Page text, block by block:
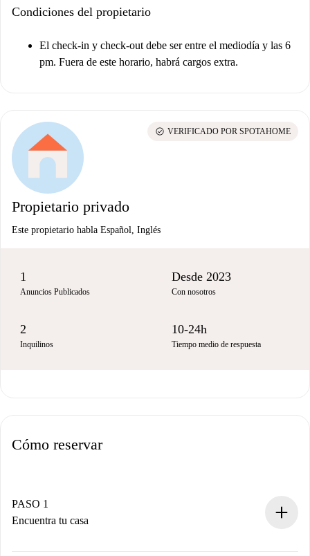
Condiciones del propietario
El check-in y check-out debe ser entre el mediodía y las 6
pm. Fuera de este horario, habrá cargos extra.
Propietario privado
Este propietario habla Español, Inglés
check_circle VERIFICADO POR SPOTAHOME
1
Anuncios Publicados
Desde 2023
Con nosotros
2
Inquilinos
10-24h
Tiempo medio de respuesta
Cómo reservar
PASO 1
Encuentra tu casa